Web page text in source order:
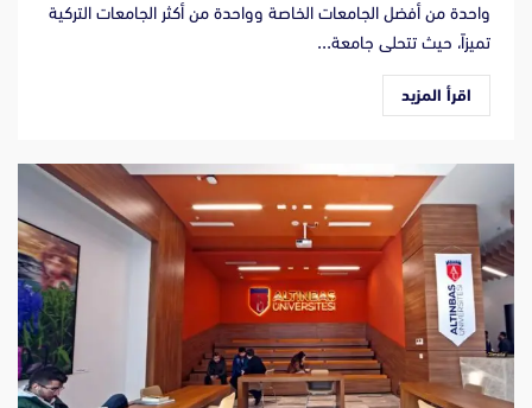
واحدة من أفضل الجامعات الخاصة وواحدة من أكثر الجامعات التركية
تميزاً، حيث تتحلى جامعة...
اقرأ المزيد